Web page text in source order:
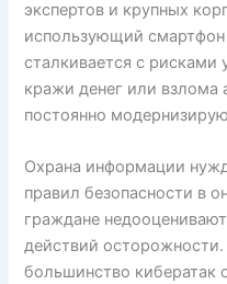
экспертов и крупных
использующий
сталкивается с рисками
кражи денег или взлома
постоянно
Охрана информации
правил безопасности в
граждане
действий
большинство